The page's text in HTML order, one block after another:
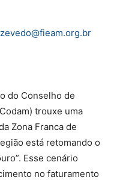
do Conselho de
trouxe uma
Zona Franca de
está retomando o
Esse cenário
no faturamento